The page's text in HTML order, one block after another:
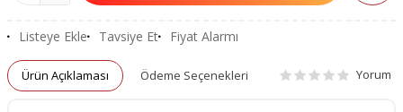
Listeye Ekle Tavsiye Et Fiyat Alarmı
Ürün Açıklaması Ödeme Seçenekleri Yorum